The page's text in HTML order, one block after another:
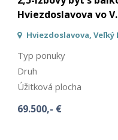
Hviezdoslavova vo
Hviezdoslavova, Veľký
Typ ponuky
Druh
Úžitková plocha
69.500,- €